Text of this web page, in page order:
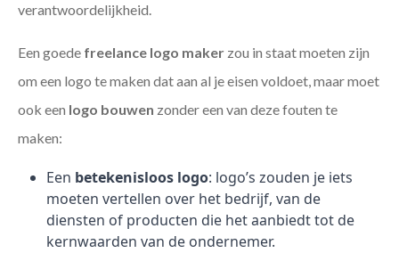
verantwoordelijkheid.
Een goede freelance logo maker zou in staat moeten zijn
om een logo te maken dat aan al je eisen voldoet, maar moet
ook een logo bouwen zonder een van deze fouten te
maken:
Een betekenisloos logo: logo’s zouden je iets
moeten vertellen over het bedrijf, van de
diensten of producten die het aanbiedt tot de
kernwaarden van de ondernemer.